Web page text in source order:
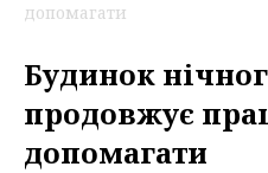
допомагати
Будинок
продовжує
допомагати